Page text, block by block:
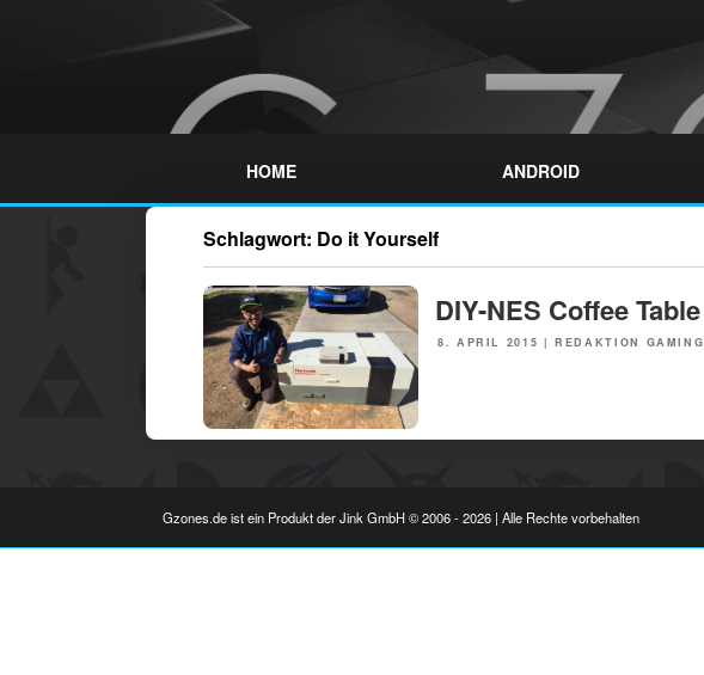
GZONES.DE
HOME ANDROID
Schlagwort: Do it Yourself
NEWS DIY-NES Coffee Table
POSTED
8. APRIL 2015 |REDAKTION GAMING
Gzones.de ist ein Produkt der Jink GmbH © 2006 - 2026 | Alle Rechte vorbehalten